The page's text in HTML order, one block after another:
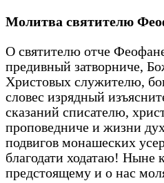
Молитва святителю
О святителю отче
предивный затворниче,
Христовых служителю,
словес изрядный
сказаний списателю,
проповедниче и жизни
подвигов монашеских
благодати ходатаю! Ныне
предстоящему и о нас